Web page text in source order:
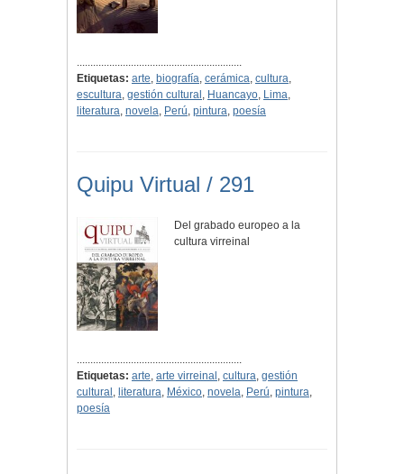
.............................................................
Etiquetas: arte, biografía, cerámica, cultura,
escultura, gestión cultural , Huancayo, Lima,
literatura, novela, Perú, pintura, poesía
Quipu Virtual / 291
Del grabado europeo a la
cultura virreinal
.............................................................
Etiquetas: arte, arte virreinal , cultura, gestión
cultural , literatura, México, novela, Perú, pintura,
poesía